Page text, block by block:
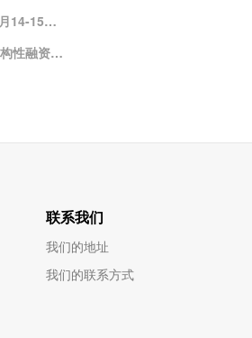
第五届商业银行数字化转型战略大会将于2021年1月14-15日在沪召开
存量时代寻新机，行业标杆竞锋芒——第十二届结构性融资与资产证券化论坛暨介甫奖评选正式启动
联系我们
我们的地址
我们的联系方式